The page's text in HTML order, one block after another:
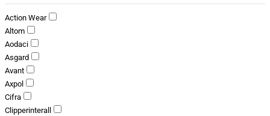
Action Wear
Altom
Aodaci
Asgard
Avant
Axpol
Cifra
Clipperinterall